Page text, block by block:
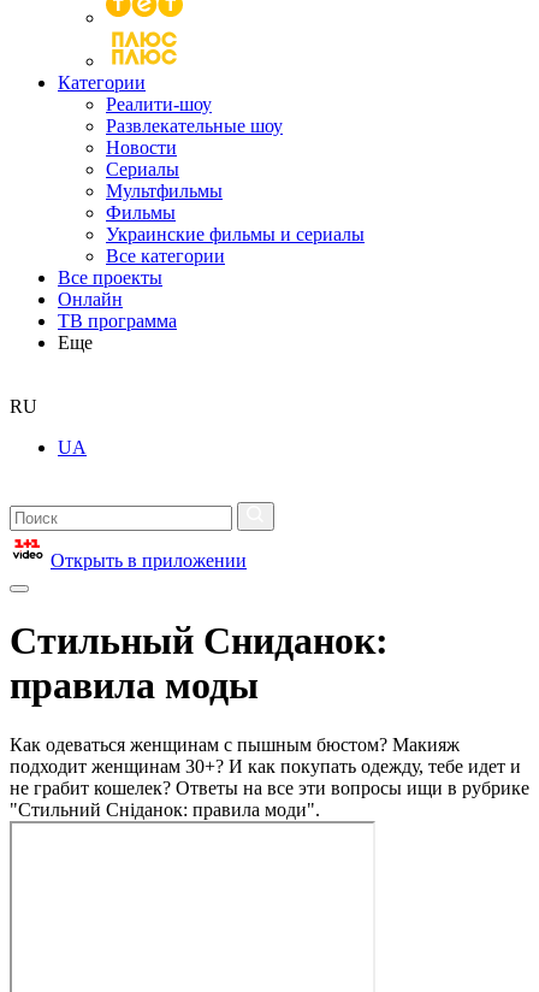
Категории
Реалити-шоу
Развлекательные шоу
Новости
Сериалы
Мультфильмы
Фильмы
Украинские фильмы и сериалы
Все категории
Все проекты
Онлайн
ТВ программа
Еще
RU
UA
Открыть в приложении
Стильный Сниданок:
правила моды
Как одеваться женщинам с пышным бюстом? Макияж
подходит женщинам 30+? И как покупать одежду, тебе идет и
не грабит кошелек? Ответы на все эти вопросы ищи в рубрике
"Стильний Сніданок: правила моди".